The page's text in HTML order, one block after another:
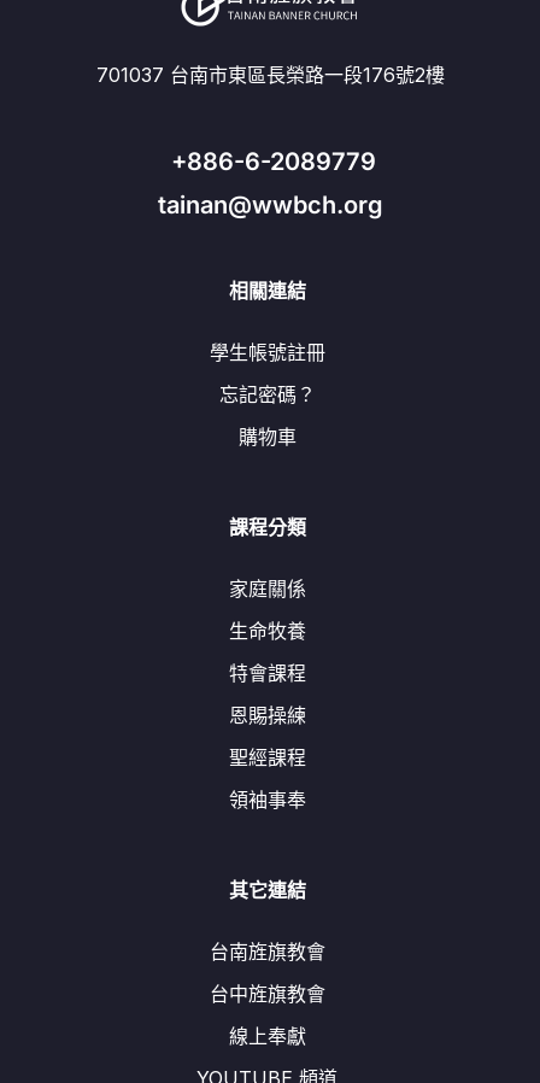
701037 台南市東區長榮路一段176號2樓
+886-6-2089779
tainan@wwbch.org
相關連結
學生帳號註冊
忘記密碼？
購物車
課程分類
家庭關係
生命牧養
特會課程
恩賜操練
聖經課程
領袖事奉
其它連結
台南旌旗教會
台中旌旗教會
線上奉獻
YOUTUBE 頻道